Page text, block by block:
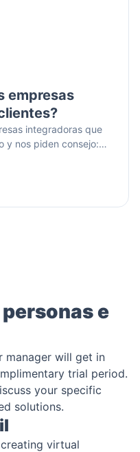
empresas
integradoras que
y nos piden consejo:
Entonces decidimos
para el blog
a la pregunta
e
manager will get in
trial period.
your specific
solutions.
virtual